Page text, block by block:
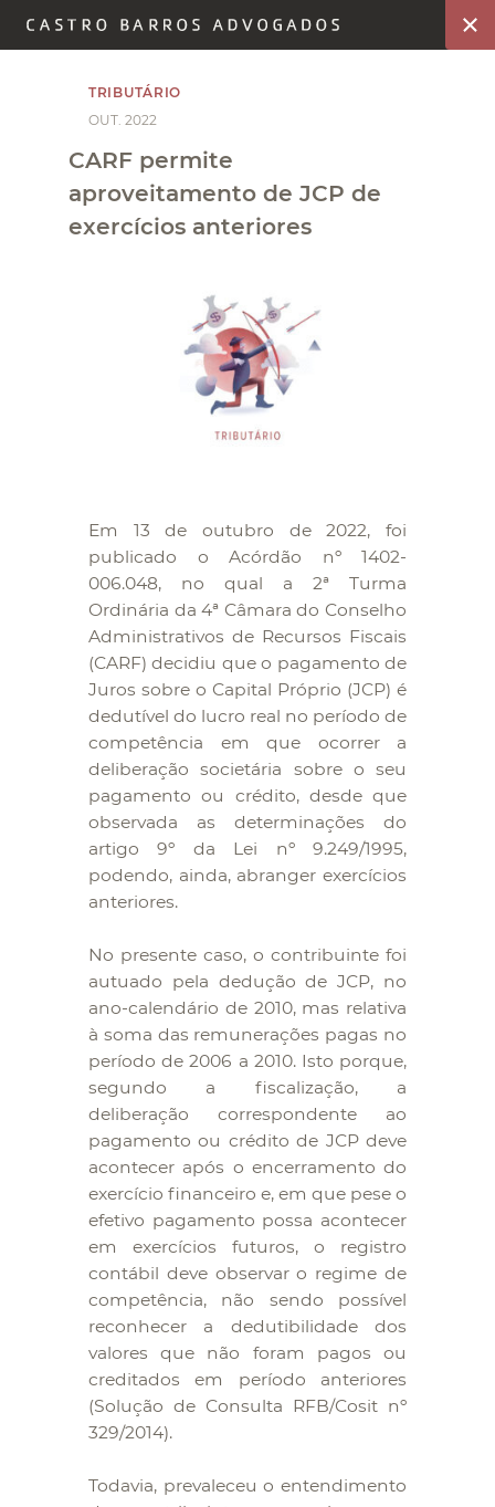
TRIBUTÁRIO
OUT. 2022
CARF permite
aproveitamento de JCP de
exercícios anteriores
Em 13 de outubro de 2022, foi
publicado o Acórdão nº 1402-
006.048, no qual a 2ª Turma
Ordinária da 4ª Câmara do Conselho
Administrativos de Recursos Fiscais
(CARF) decidiu que o pagamento de
Juros sobre o Capital Próprio (JCP) é
dedutível do lucro real no período de
competência em que ocorrer a
deliberação societária sobre o seu
pagamento ou crédito, desde que
observada as determinações do
artigo 9º da Lei nº 9.249/1995,
podendo, ainda, abranger exercícios
anteriores.
No presente caso, o contribuinte foi
autuado pela dedução de JCP, no
ano-calendário de 2010, mas relativa
à soma das remunerações pagas no
período de 2006 a 2010. Isto porque,
segundo a fiscalização, a
deliberação correspondente ao
pagamento ou crédito de JCP deve
acontecer após o encerramento do
exercício financeiro e, em que pese o
efetivo pagamento possa acontecer
em exercícios futuros, o registro
contábil deve observar o regime de
competência, não sendo possível
reconhecer a dedutibilidade dos
valores que não foram pagos ou
creditados em período anteriores
(Solução de Consulta RFB/Cosit nº
329/2014).
Todavia, prevaleceu o entendimento